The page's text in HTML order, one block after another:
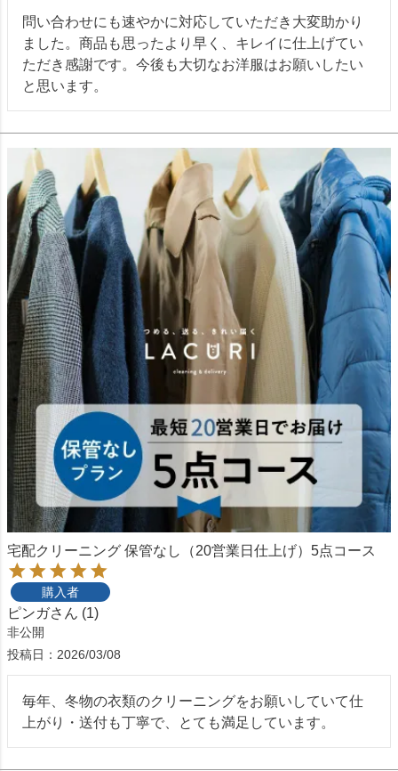
問い合わせにも速やかに対応していただき大変助かり
ました。商品も思ったより早く、キレイに仕上げてい
ただき感謝です。今後も大切なお洋服はお願いしたい
と思います。
宅配クリーニング 保管なし（20営業日仕上げ）5点コース
購入者
ピンガ 1
非公開
投稿日
2026/03/08
毎年、冬物の衣類のクリーニングをお願いしていて仕
上がり・送付も丁寧で、とても満足しています。